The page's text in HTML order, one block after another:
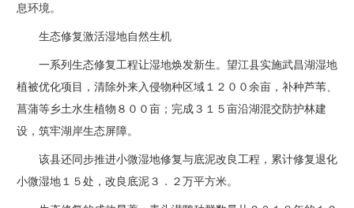
息环境。
生态修复激活湿地自然生机
一系列生态修复工程让湿地焕发新生。 望江县实施武昌湖湿地
植被优化项目，清除外来入侵物种区域１２００余亩，补种芦苇、
菖蒲等乡土水生植物８００亩；完成３１５亩沿湖混交防护林建
设，筑牢湖岸生态屏障。
该县还同步推进小微湿地修复与底泥改良工程，累计修复退化
小微湿地１５处，改良底泥３．２万平方米。